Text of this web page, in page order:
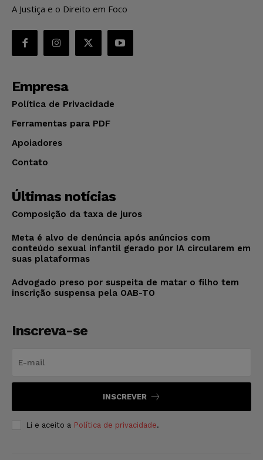
A Justiça e o Direito em Foco
Empresa
Política de Privacidade
Ferramentas para PDF
Apoiadores
Contato
Últimas notícias
Composição da taxa de juros
Meta é alvo de denúncia após anúncios com
conteúdo sexual infantil gerado por IA circularem em
suas plataformas
Advogado preso por suspeita de matar o filho tem
inscrição suspensa pela OAB-TO
Inscreva-se
INSCREVER
Li e aceito a Política de privacidade.